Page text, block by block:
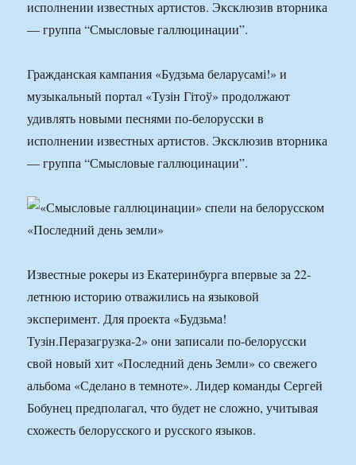
исполнении известных артистов. Эксклюзив вторника
— группа “Смысловые галлюцинации”.
Гражданская кампания «Будзьма беларусамі!» и
музыкальный портал «Тузін Гітоў» продолжают
удивлять новыми песнями по-белорусски в
исполнении известных артистов. Эксклюзив вторника
— группа “Смысловые галлюцинации”.
Известные рокеры из Екатеринбурга впервые за 22-
летнюю историю отважились на языковой
эксперимент. Для проекта «Будзьма!
Тузін.Перазагрузка-2» они записали по-белорусски
свой новый хит «Последний день Земли» со свежего
альбома «Сделано в темноте». Лидер команды Сергей
Бобунец предполагал, что будет не сложно, учитывая
схожесть белорусского и русского языков.